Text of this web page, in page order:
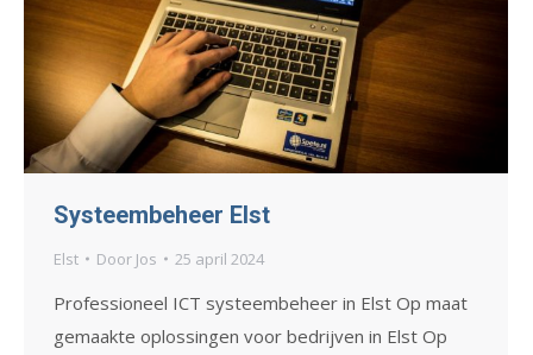
Systeembeheer Elst
Elst Door Jos 25 april 2024
Professioneel ICT systeembeheer in Elst Op maat
gemaakte oplossingen voor bedrijven in Elst Op